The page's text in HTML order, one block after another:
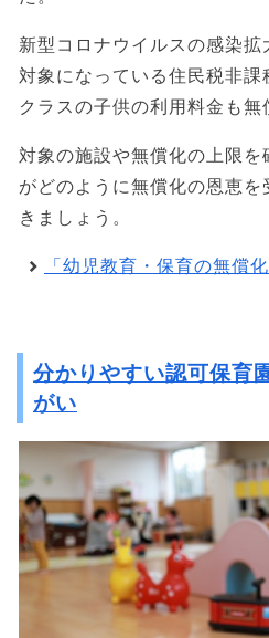
新型コロナウイルスの感染
対象になっている住民税非
クラスの子供の利用料金も無
対象の施設や無償化の上限
がどのように無償化の恩恵
きましょう。
「幼児教育・保育の無償
分かりやすい認可保育
がい